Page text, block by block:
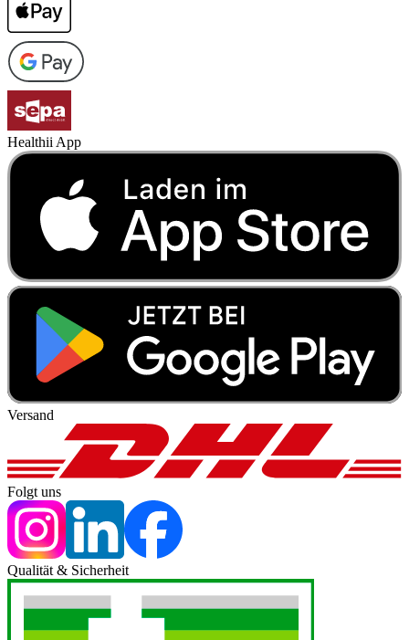
Healthii App
Versand
Folgt uns
Qualität & Sicherheit